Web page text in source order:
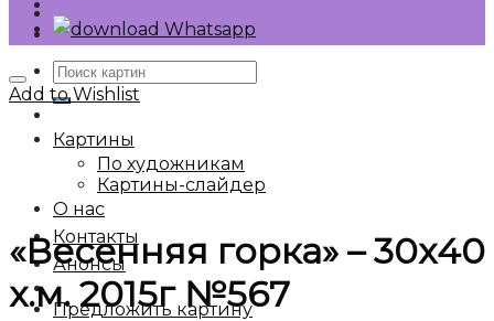
Whatsapp
Искать:
Картины
По художникам
Картины-слайдер
О нас
Контакты
Анонсы
Предложить картину
Add to Wishlist
«Весенняя горка» – 30х40
х.м. 2015г №567